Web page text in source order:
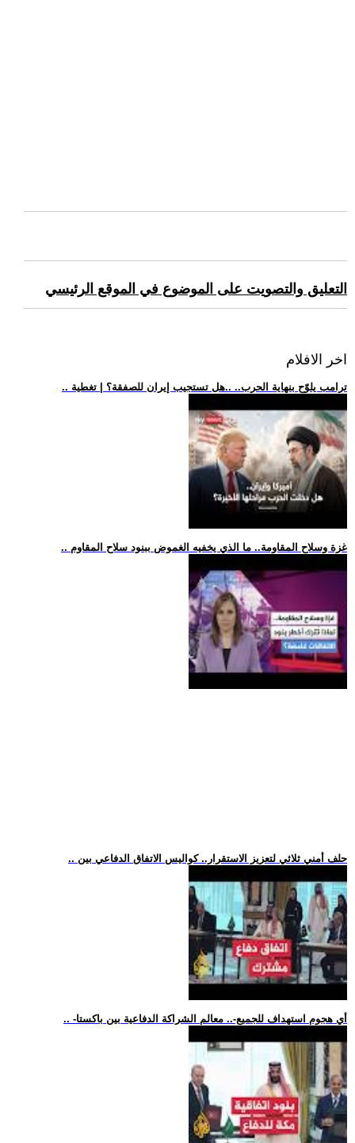
التعليق والتصويت على الموضوع في الموقع الرئيسي
اخر الافلام
.. ترامب يلوّح بنهاية الحرب.. ..هل تستجيب إيران للصفقة؟ | تغطية
.. غزة وسلاح المقاومة.. ما الذي يخفيه الغموض ببنود سلاح المقاوم
.. حلف أمني ثلاثي لتعزيز الاستقرار.. كواليس الاتفاق الدفاعي بين
.. -أي هجوم استهداف للجميع-.. معالم الشراكة الدفاعية بين باكستا